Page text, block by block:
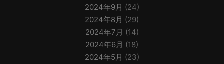
2024年9月 (24)
2024年8月 (29)
2024年7月 (14)
2024年6月 (18)
2024年5月 (23)